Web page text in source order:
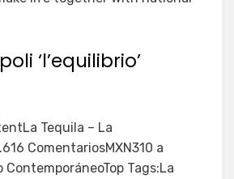
‘l’equilibrio’
Tequila – La
ComentariosMXN310 a
ContemporáneoTop Tags:La